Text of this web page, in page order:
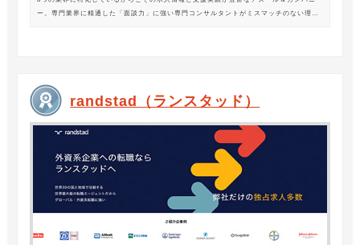
ー。専門業界に精通した「面談力」に強い専門コンサルタントがミスマッチのない理想
randstad（ランスタッド）